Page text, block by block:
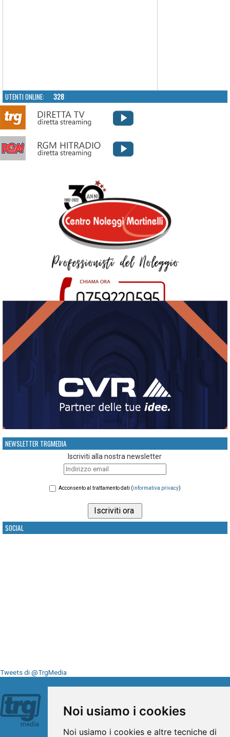
Noi usiamo i cookies
Noi usiamo i cookies e altre tecniche di
UTENTI ONLINE: 328
NEWSLETTER TRGMEDIA
Iscriviti alla nostra newsletter
Acconsento al trattamento dati (informativa privacy)
SOCIAL
Tweets di @TrgMedia